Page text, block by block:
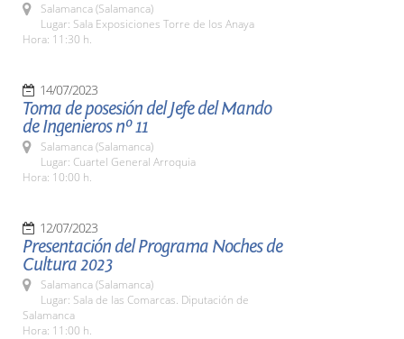
Salamanca (Salamanca)
Lugar: Sala Exposiciones Torre de los Anaya
Hora: 11:30 h.
14/07/2023
Toma de posesión del Jefe del Mando
de Ingenieros nº 11
Salamanca (Salamanca)
Lugar: Cuartel General Arroquia
Hora: 10:00 h.
12/07/2023
Presentación del Programa Noches de
Cultura 2023
Salamanca (Salamanca)
Lugar: Sala de las Comarcas. Diputación de
Salamanca
Hora: 11:00 h.